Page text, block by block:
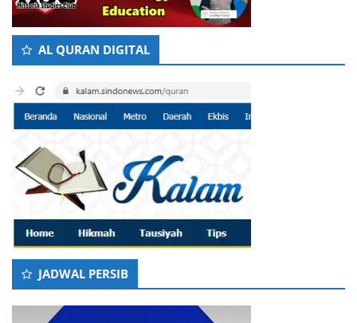
AL QURAN DIGITAL
JADWAL PERSIB